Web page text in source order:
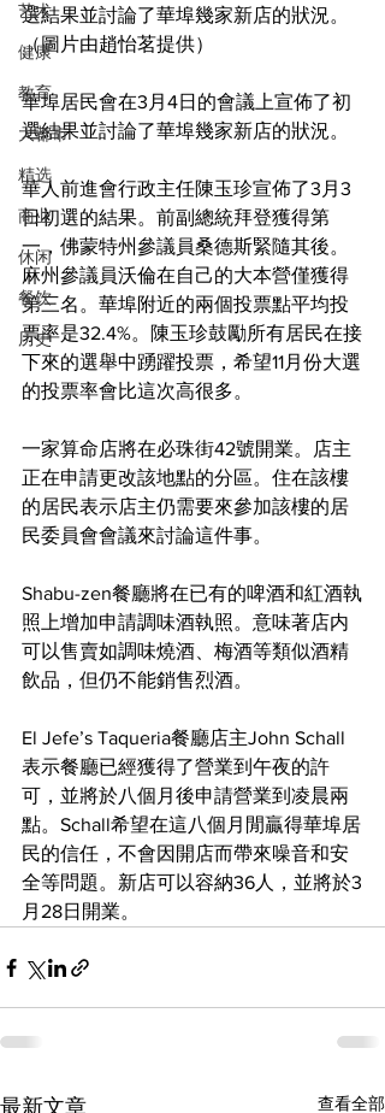
艺术
健康
教育
大都市
精选
商业
休闲
餐饮
历史
選結果並討論了華埠幾家新店的狀況。
（圖片由趙怡茗提供）
華埠居民會在3月4日的會議上宣佈了初
選結果並討論了華埠幾家新店的狀況。
華人前進會行政主任陳玉珍宣佈了3月3
日初選的結果。前副總統拜登獲得第
一，佛蒙特州參議員桑德斯緊隨其後。
麻州參議員沃倫在自己的大本營僅獲得
第三名。華埠附近的兩個投票點平均投
票率是32.4%。陳玉珍鼓勵所有居民在接
下來的選舉中踴躍投票，希望11月份大選
的投票率會比這次高很多。
一家算命店將在必珠街42號開業。店主
正在申請更改該地點的分區。住在該樓
的居民表示店主仍需要來參加該樓的居
民委員會會議來討論這件事。
Shabu-zen餐廳將在已有的啤酒和紅酒執
照上增加申請調味酒執照。意味著店内
可以售賣如調味燒酒、梅酒等類似酒精
飲品，但仍不能銷售烈酒。
El Jefe’s Taqueria餐廳店主John Schall
表示餐廳已經獲得了營業到午夜的許
可，並將於八個月後申請營業到凌晨兩
點。Schall希望在這八個月閒贏得華埠居
民的信任，不會因開店而帶來噪音和安
全等問題。新店可以容納36人，並將於3
月28日開業。
最新文章 查看全部